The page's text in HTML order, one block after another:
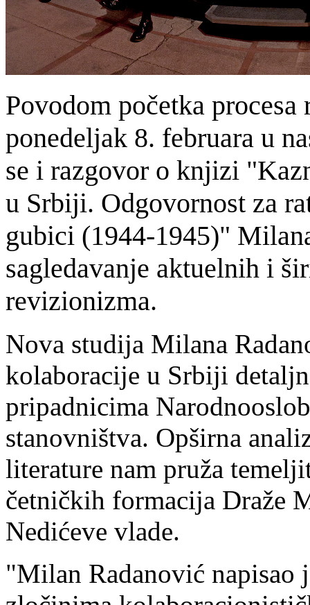
Povodom početka
ponedeljak 8. februara u
se i razgovor o knjizi
u Srbiji. Odgovornost za
gubici (1944-1945)"
sagledavanje aktuelnih i
revizionizma.
Nova studija Milana
kolaboracije u Srbiji
pripadnicima
stanovništva. Opširna
literature nam pruža
četničkih formacija Draže
Nedićeve vlade.
"Milan Radanović